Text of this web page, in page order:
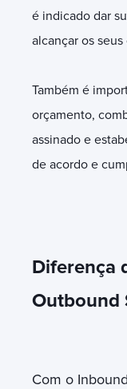
é indicado dar
alcançar os
Também é
orçamento,
assinado e
de acordo e
Diferença
Outbound
Com o